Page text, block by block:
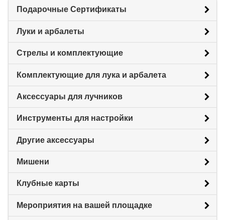
Подарочные Сертификаты
Луки и арбалеты
Стрелы и комплектующие
Комплектующие для лука и арбалета
Аксессуары для лучников
Инструменты для настройки
Другие аксессуары
Мишени
Клубные карты
Мероприятия на вашей площадке